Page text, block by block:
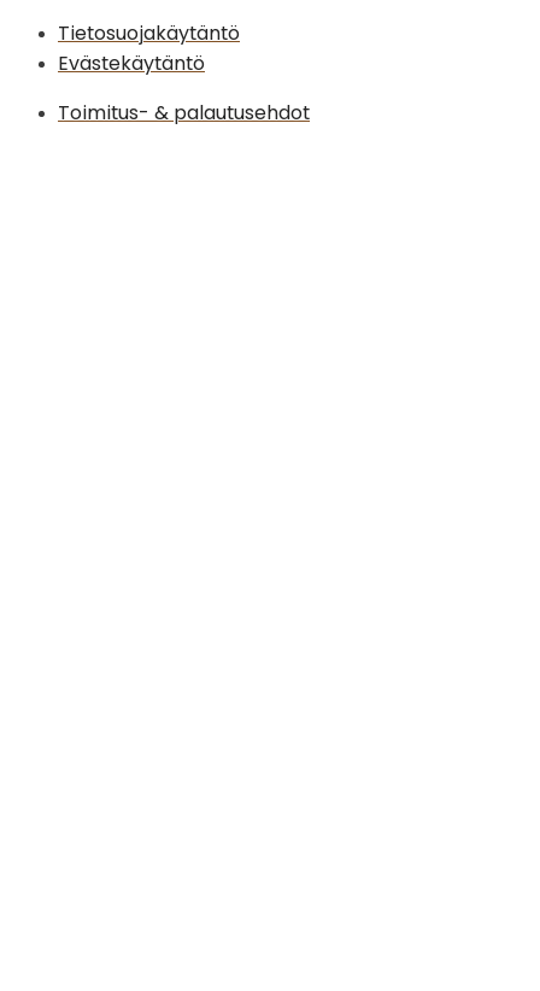
Tietosuojakäytäntö
Evästekäytäntö
Toimitus- & palautusehdot